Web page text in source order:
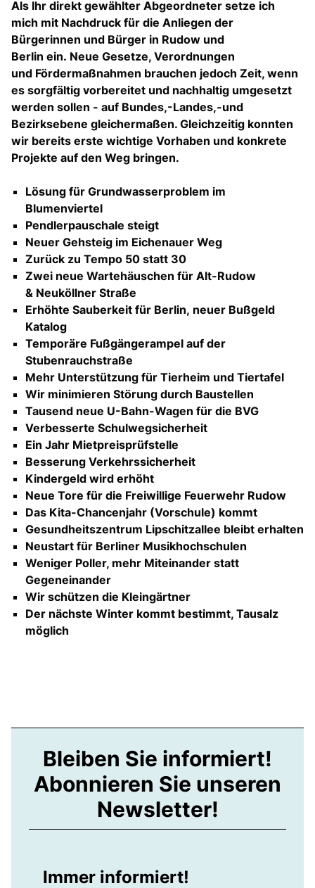
Als Ihr direkt gewählter Abgeordneter setze ich
mich mit Nachdruck für die Anliegen der
Bürgerinnen und Bürger in Rudow und
Berlin ein. Neue Gesetze, Verordnungen
und Fördermaßnahmen brauchen jedoch Zeit, wenn
es sorgfältig vorbereitet und nachhaltig umgesetzt
werden sollen - auf Bundes,-Landes,-und
Bezirksebene gleichermaßen. Gleichzeitig konnten
wir bereits erste wichtige Vorhaben und konkrete
Projekte auf den Weg bringen.
Lösung für Grundwasserproblem im
Blumenviertel
Pendlerpauschale steigt
Neuer Gehsteig im Eichenauer Weg
Zurück zu Tempo 50 statt 30
Zwei neue Wartehäuschen für Alt-Rudow
& Neuköllner Straße
Erhöhte Sauberkeit für Berlin, neuer Bußgeld
Katalog
Temporäre Fußgängerampel auf der
Stubenrauchstraße
Mehr Unterstützung für Tierheim und Tiertafel
Wir minimieren Störung durch Baustellen
Tausend neue U-Bahn-Wagen für die BVG
Verbesserte Schulwegsicherheit
Ein Jahr Mietpreisprüfstelle
Besserung Verkehrssicherheit
Kindergeld wird erhöht
Neue Tore für die Freiwillige Feuerwehr Rudow
Das Kita-Chancenjahr (Vorschule) kommt
Gesundheitszentrum Lipschitzallee bleibt erhalten
Neustart für Berliner Musikhochschulen
Weniger Poller, mehr Miteinander statt
Gegeneinander
Wir schützen die Kleingärtner
Der nächste Winter kommt bestimmt, Tausalz
möglich
Bleiben Sie informiert!
Abonnieren Sie unseren
Newsletter!
Immer informiert!